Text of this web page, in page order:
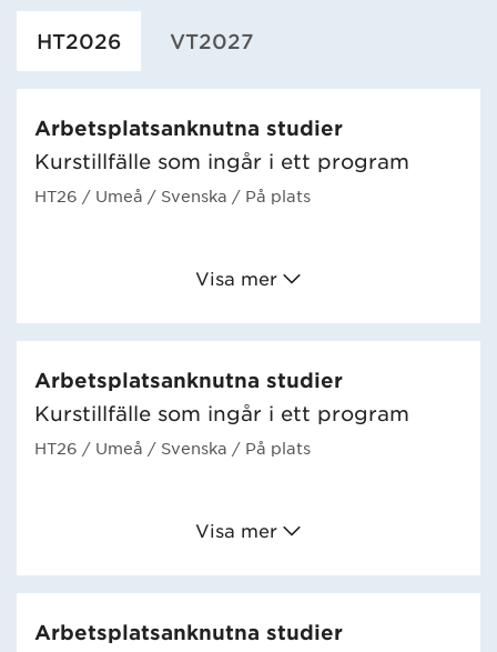
HT2026 VT2027
Arbetsplatsanknutna studier
Kurstillfälle som ingår i ett program
HT26 / Umeå / Svenska / På plats
Visa mer
Arbetsplatsanknutna studier
Kurstillfälle som ingår i ett program
HT26 / Umeå / Svenska / På plats
Visa mer
Arbetsplatsanknutna studier